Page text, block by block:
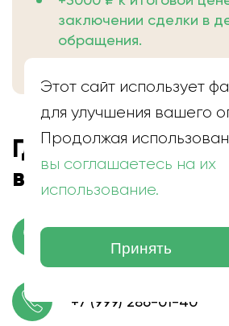
заключении сделки в
обращения.
Где находится
в Наро-Фоминске
г. Наро-Фоминск,
+7 (999) 286-01-40
Этот сайт использует
для улучшения вашего
Продолжая
вы соглашаетесь на их
использование.
Принять